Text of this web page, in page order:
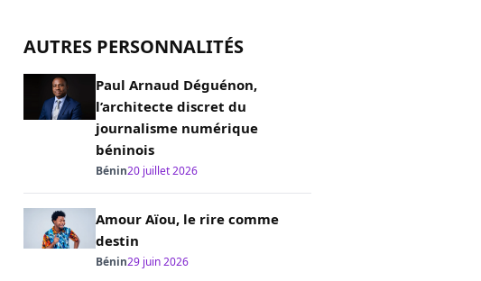
AUTRES PERSONNALITÉS
Paul Arnaud Déguénon,
l’architecte discret du
journalisme numérique
béninois
Bénin20 juillet 2026
Amour Aïou, le rire comme
destin
Bénin29 juin 2026